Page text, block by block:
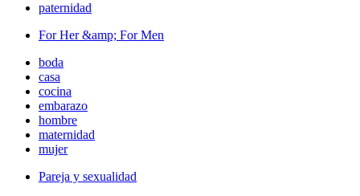
paternidad
For Her &amp; For Men
boda
casa
cocina
embarazo
hombre
maternidad
mujer
Pareja y sexualidad